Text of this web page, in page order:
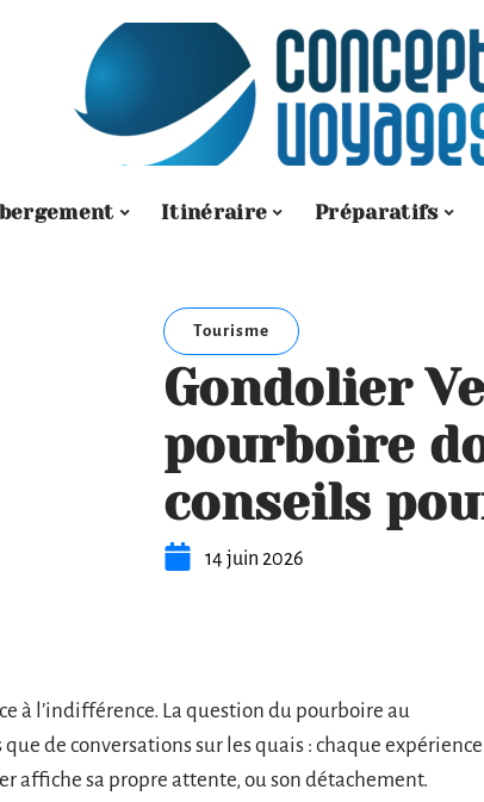
Itinéraire Préparatifs
Tourisme
Gondolier
pourboire
conseils
14 juin 2026
à l’indifférence. La question du pourboire au
de conversations sur les quais : chaque expérience
affiche sa propre attente, ou son détachement.